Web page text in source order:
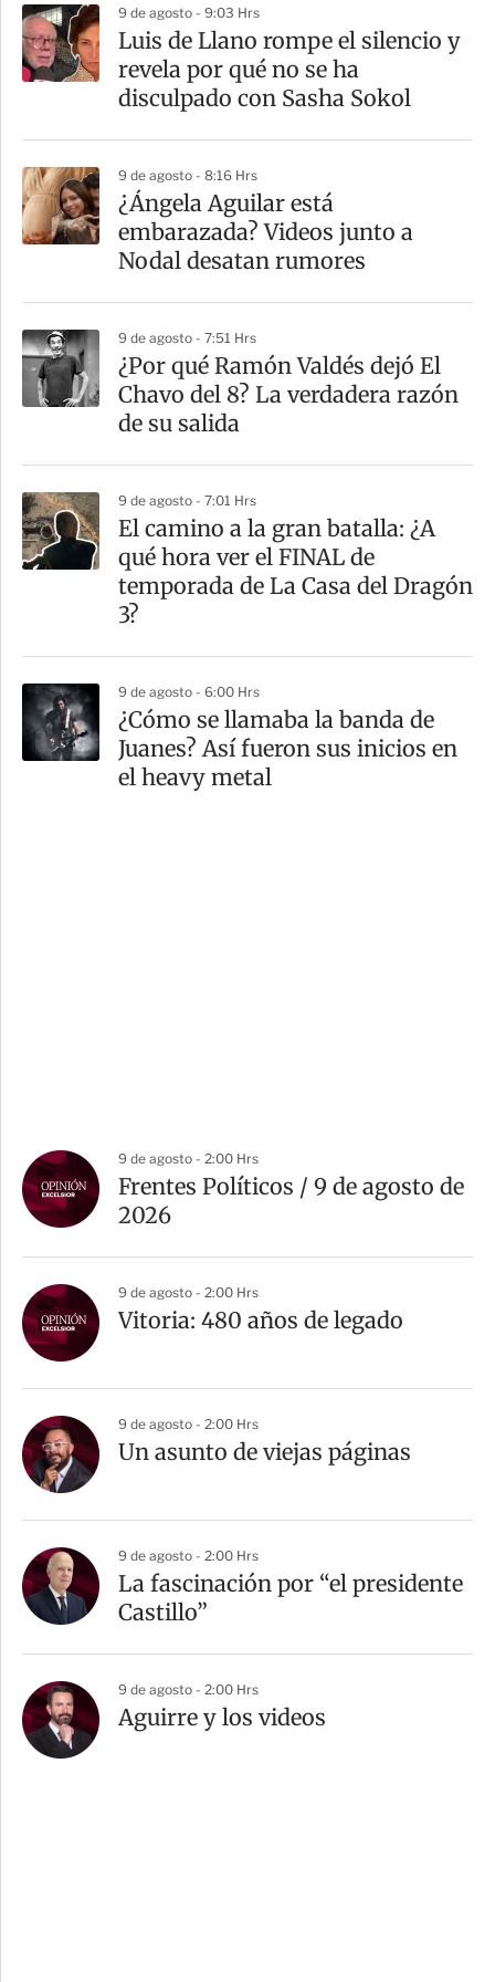
a
r
t
9 de agosto - 9:03 Hrs
Luis de Llano rompe el silencio y
revela por qué no se ha
disculpado con Sasha Sokol
9 de agosto - 8:16 Hrs
¿Ángela Aguilar está
embarazada? Videos junto a
Nodal desatan rumores
9 de agosto - 7:51 Hrs
¿Por qué Ramón Valdés dejó El
Chavo del 8? La verdadera razón
de su salida
9 de agosto - 7:01 Hrs
El camino a la gran batalla: ¿A
qué hora ver el FINAL de
temporada de La Casa del Dragón
3?
9 de agosto - 6:00 Hrs
¿Cómo se llamaba la banda de
Juanes? Así fueron sus inicios en
el heavy metal
9 de agosto - 2:00 Hrs
Frentes Políticos / 9 de agosto de
2026
9 de agosto - 2:00 Hrs
Vitoria: 480 años de legado
9 de agosto - 2:00 Hrs
Un asunto de viejas páginas
9 de agosto - 2:00 Hrs
La fascinación por “el presidente
Castillo”
9 de agosto - 2:00 Hrs
Aguirre y los videos